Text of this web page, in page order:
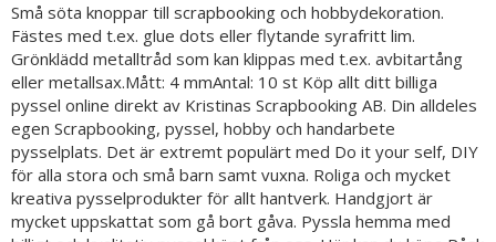
Små söta knoppar till scrapbooking och hobbydekoration.
Fästes med t.ex. glue dots eller flytande syrafritt lim.
Grönklädd metalltråd som kan klippas med t.ex. avbitartång
eller metallsax.Mått: 4 mmAntal: 10 st Köp allt ditt billiga
pyssel online direkt av Kristinas Scrapbooking AB. Din alldeles
egen Scrapbooking, pyssel, hobby och handarbete
pysselplats. Det är extremt populärt med Do it your self, DIY
för alla stora och små barn samt vuxna. Roliga och mycket
kreativa pysselprodukter för allt hantverk. Handgjort är
mycket uppskattat som gå bort gåva. Pyssla hemma med